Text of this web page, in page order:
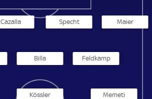
Cazalla Specht Maier
Billa Feldkamp
Kössler Memeti